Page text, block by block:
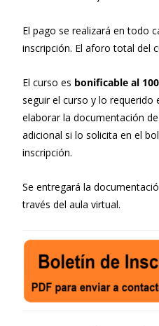
El pago se realizará en todo
inscripción. El aforo total del
El curso es bonificable al
seguir el curso y lo requerido
elaborar la documentación
adicional si lo solicita en el
inscripción.
Se entregará la
través del aula virtual.